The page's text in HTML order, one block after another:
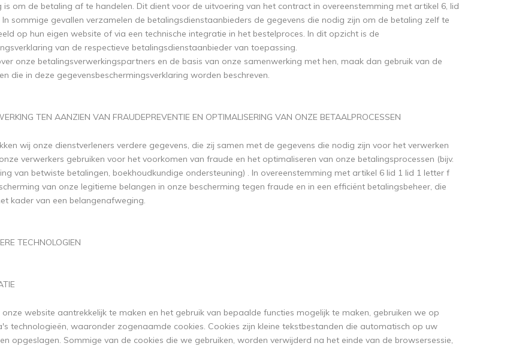
om de betaling af te handelen. Dit dient voor de uitvoering van het contract in overeenstemming met artikel 6, lid
In sommige gevallen verzamelen de betalingsdienstaanbieders de gegevens die nodig zijn om de betaling zelf te
op hun eigen website of via een technische integratie in het bestelproces. In dit opzicht is de
van de respectieve betalingsdienstaanbieder van toepassing.
onze betalingsverwerkingspartners en de basis van onze samenwerking met hen, maak dan gebruik van de
die in deze gegevensbeschermingsverklaring worden beschreven.
TEN AANZIEN VAN FRAUDEPREVENTIE EN OPTIMALISERING VAN ONZE BETAALPROCESSEN
wij onze dienstverleners verdere gegevens, die zij samen met de gegevens die nodig zijn voor het verwerken
verwerkers gebruiken voor het voorkomen van fraude en het optimaliseren van onze betalingsprocessen (bijv.
van betwiste betalingen, boekhoudkundige ondersteuning) . In overeenstemming met artikel 6 lid 1 lid 1 letter f
van onze legitieme belangen in onze bescherming tegen fraude en in een efficiënt betalingsbeheer, die
kader van een belangenafweging.
TECHNOLOGIEN
website aantrekkelijk te maken en het gebruik van bepaalde functies mogelijk te maken, gebruiken we op
technologieën, waaronder zogenaamde cookies. Cookies zijn kleine tekstbestanden die automatisch op uw
opgeslagen. Sommige van de cookies die we gebruiken, worden verwijderd na het einde van de browsersessie,